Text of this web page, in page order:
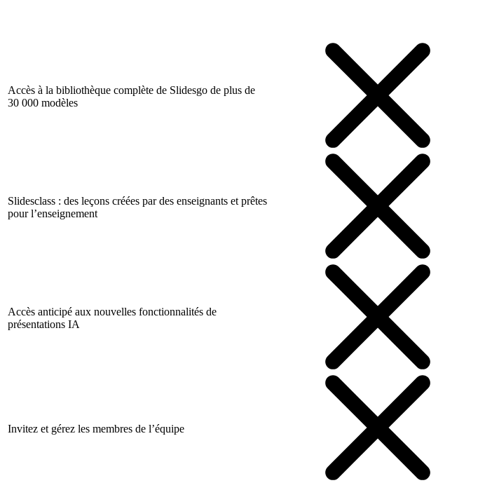
Accès à la bibliothèque complète de Slidesgo de plus de
30 000 modèles
Slidesclass : des leçons créées par des enseignants et prêtes
pour l’enseignement
Accès anticipé aux nouvelles fonctionnalités de
présentations IA
Invitez et gérez les membres de l’équipe